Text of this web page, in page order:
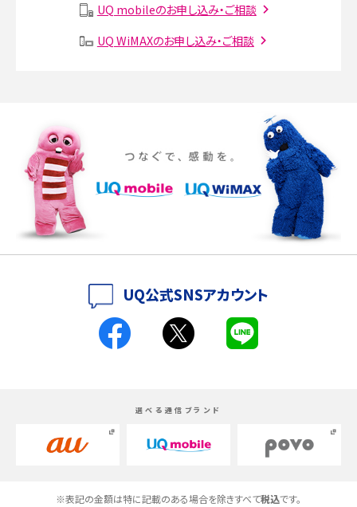
SMSとは？料金やできること、注意点や届かない時の対処法を解説
iPhone 16eとiPhone SE（第3世代）の違いは？サイズやスペックを比較して解説
iPhone 16eとiPhone 14を徹底比較！スペック・機能の違いをわかりやすく紹介
iPhone 16シリーズのモデルを比較！価格・サイズ・カメラ性能の違いを徹底解説
iPhone 16とiPhone 15の違いは？カメラ・スペック・機能を徹底比較
スマホが高い理由は？購入費用を抑える方法や端末を選ぶ時の注意点を解説！
高校生にスマホ制限は必要？所持率やメリット・デメリットを詳しく紹介
スマホのネット通信速度が遅い原因は？すぐできる対処法や見直すポイントを解
UQ mobileのお申し込み・ご相談
UQ WiMAXのお申し込み・ご相談
UQ公式SNSアカウント
選べる通信ブランド
※表記の金額は特に記載のある場合を除きすべて税込です。